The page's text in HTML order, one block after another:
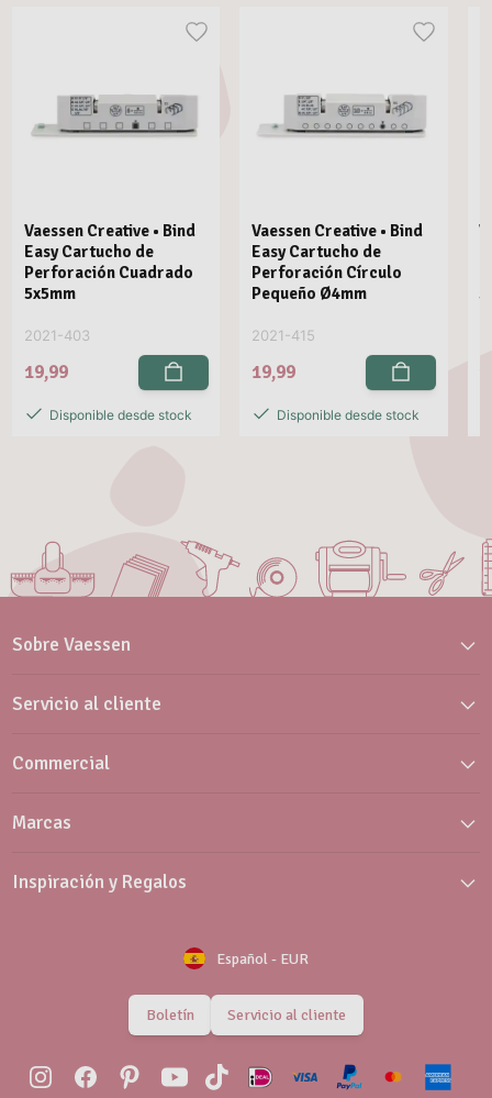
Vaessen Creative • Bind
Easy Cartucho de
Perforación Cuadrado
5x5mm
2021-403
19,99
Disponible desde stock
Vaessen Creative • Bind
Easy Cartucho de
Perforación Círculo
Pequeño Ø4mm
2021-415
19,99
Disponible desde stock
Sobre Vaessen
Servicio al cliente
Commercial
Marcas
Inspiración y Regalos
Español- EUR
Boletín Servicio al cliente